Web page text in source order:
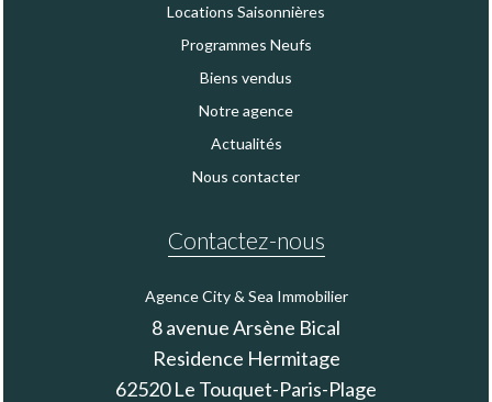
Locations Saisonnières
Programmes Neufs
Biens vendus
Notre agence
Actualités
Nous contacter
Contactez-nous
Agence City & Sea Immobilier
8 avenue Arsène Bical
Residence Hermitage
62520Le Touquet-Paris-Plage